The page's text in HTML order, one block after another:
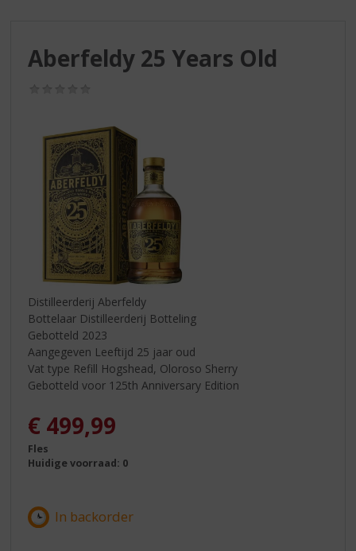
Aberfeldy 25 Years Old
Distilleerderij Aberfeldy
Bottelaar Distilleerderij Botteling
Gebotteld 2023
Aangegeven Leeftijd 25 jaar oud
Vat type Refill Hogshead, Oloroso Sherry
Gebotteld voor 125th Anniversary Edition
€ 499,99
Fles
Huidige voorraad: 0